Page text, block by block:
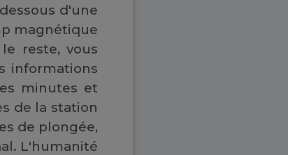
d'une
magnétique
reste, vous
informations
minutes et
de la station
de plongée,
L'humanité